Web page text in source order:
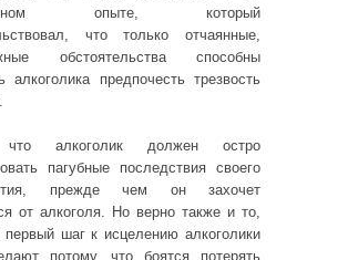
опыте, который
что только отчаянные,
обстоятельства способны
алкоголика предпочесть трезвость
что алкоголик должен остро
пагубные последствия своего
прежде чем он захочет
от алкоголя. Но верно также и то,
первый шаг к исцелению алкоголики
потому, что боятся потерять